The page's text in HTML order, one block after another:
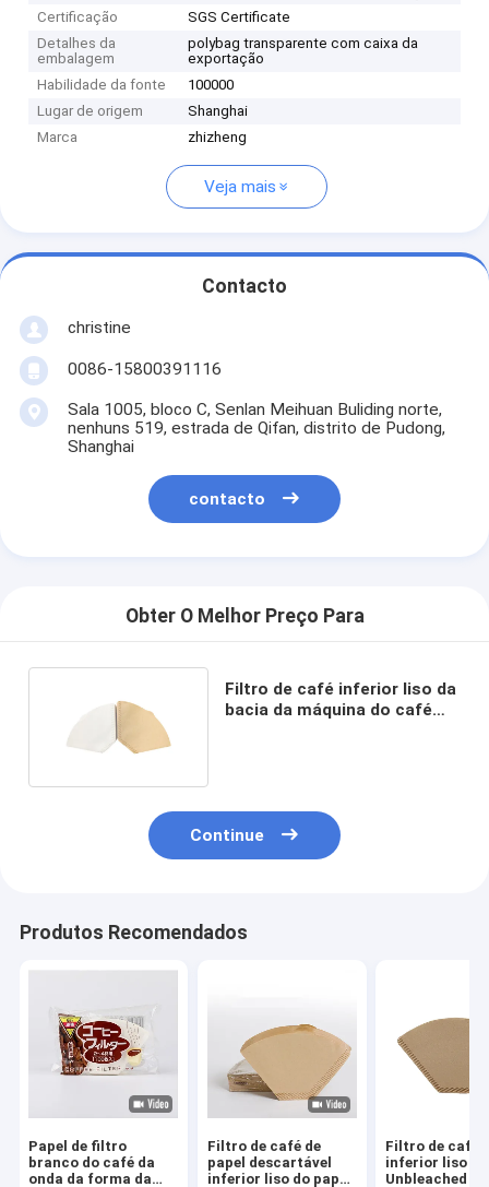
Certificação
SGS Certificate
Detalhes da
embalagem
polybag transparente com caixa da
exportação
Habilidade da fonte
100000
Lugar de origem
Shanghai
Marca
zhizheng
Veja mais
Contacto
christine
0086-15800391116
Sala 1005, bloco C, Senlan Meihuan Buliding norte,
nenhuns 519, estrada de Qifan, distrito de Pudong,
Shanghai
contacto
Obter O Melhor Preço Para
Filtro de café inferior liso da
bacia da máquina do café
Continue
Produtos Recomendados
Papel de filtro
branco do café da
onda da forma da
Filtro de café de
papel descartável
inferior liso do papel
Filtro de café
inferior liso
Unbleached